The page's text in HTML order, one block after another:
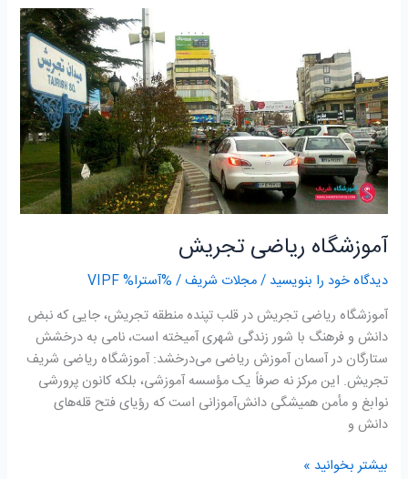
آموزشگاه ریاضی تجریش
دیدگاه‌ خود را بنویسید /مجلات شریف/ %آسترا%VIPF
آموزشگاه ریاضی تجریش در قلب تپنده منطقه تجریش، جایی که نبض
دانش و فرهنگ با شور زندگی شهری آمیخته است، نامی به درخشش
ستارگان در آسمان آموزش ریاضی می‌درخشد: آموزشگاه ریاضی شریف
تجریش. این مرکز نه صرفاً یک مؤسسه آموزشی، بلکه کانون پرورشی
نوابغ و مأمن همیشگی دانش‌آموزانی است که رؤیای فتح قله‌های
دانش و
تجریش
بیشتر بخوانید »